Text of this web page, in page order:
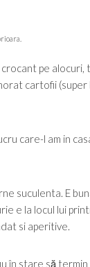
pe alocuri,
cartofii
care-l am in
suculenta. E
e la locul lui
si aperitive.
în stare să